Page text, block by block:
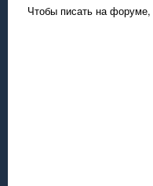
Чтобы писать на форуме,